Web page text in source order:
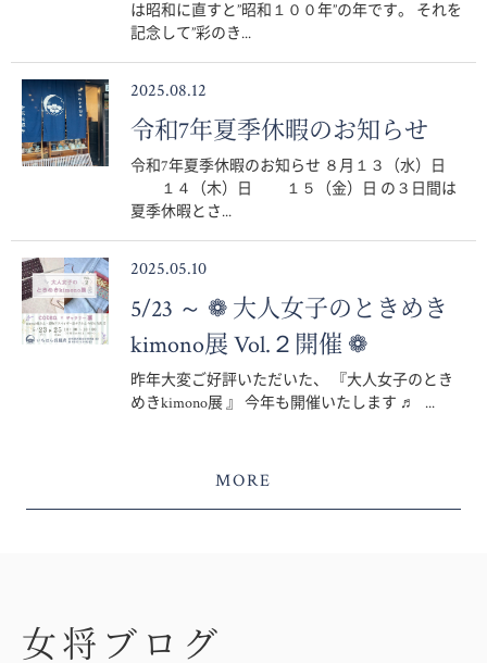
は昭和に直すと”昭和１００年”の年です。 それを
記念して”彩のき...
2025.08.12
令和7年夏季休暇のお知らせ
令和7年夏季休暇のお知らせ ８月１３（水）日
１４（木）日 １５（金）日 の３日間は
夏季休暇とさ...
2025.05.10
5/23 ～ ❁ 大人女子のときめき
kimono展 Vol.２開催 ❁
昨年大変ご好評いただいた、 『大人女子のとき
めきkimono展 』 今年も開催いたします ♬ ...
MORE
女将ブログ